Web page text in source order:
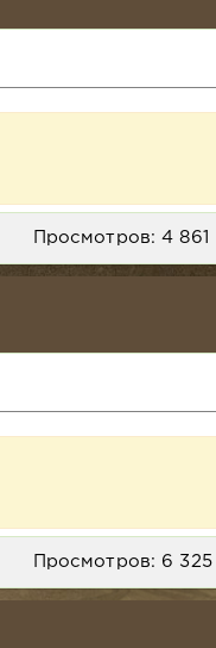
Просмотров: 4 861
Просмотров: 6 325